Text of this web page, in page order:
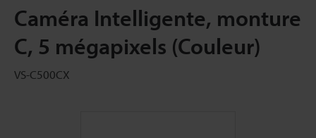
Caméra Intelligente, monture
C, 5 mégapixels (Couleur)
VS-C500CX